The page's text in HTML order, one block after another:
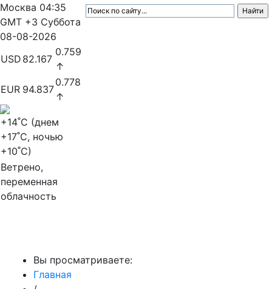
Москва 04:35
GMT +3 Суббота
08-08-2026
USD 82.167
0.759
↑
EUR 94.837
0.778
↑
+14˚C (днем
+17˚C, ночью
+10˚C)
Ветрено,
переменная
облачность
Вы просматриваете:
Главная